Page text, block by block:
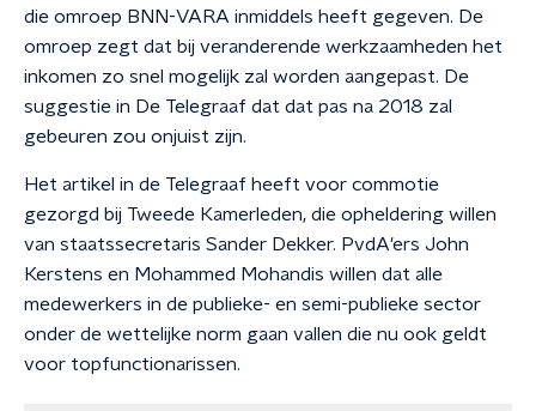
die omroep BNN-VARA inmiddels heeft gegeven. De
omroep zegt dat bij veranderende werkzaamheden het
inkomen zo snel mogelijk zal worden aangepast. De
suggestie in De Telegraaf dat dat pas na 2018 zal
gebeuren zou onjuist zijn.
Het artikel in de Telegraaf heeft voor commotie
gezorgd bij Tweede Kamerleden, die opheldering willen
van staatssecretaris Sander Dekker. PvdA'ers John
Kerstens en Mohammed Mohandis willen dat alle
medewerkers in de publieke- en semi-publieke sector
onder de wettelijke norm gaan vallen die nu ook geldt
voor topfunctionarissen.